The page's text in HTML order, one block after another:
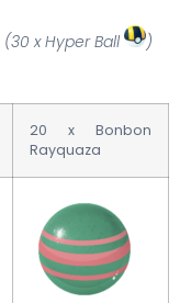
(30 x Hyper Ball )
20 x Bonbon
Rayquaza